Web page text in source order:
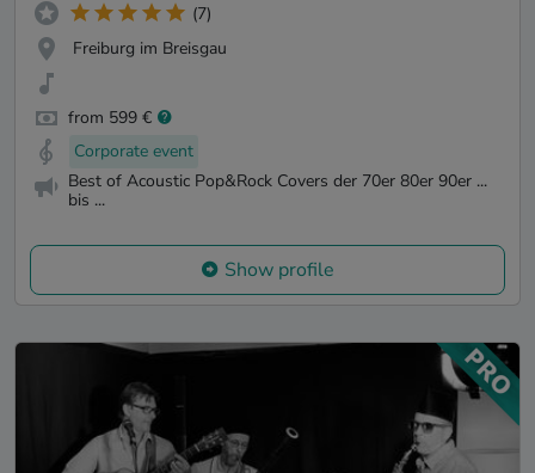
(7)
Freiburg im Breisgau
from 599 €
Corporate event
Best of Acoustic Pop&Rock Covers der 70er 80er 90er ...
bis ...
Show profile